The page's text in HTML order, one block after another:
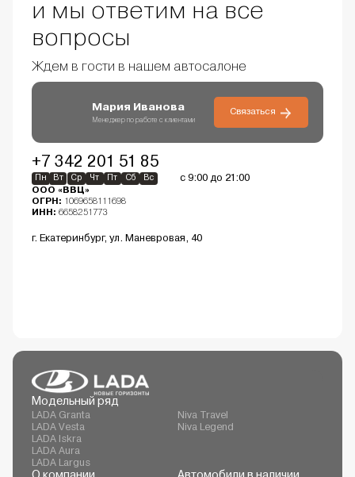
и мы ответим на все
вопросы
Ждем в гости в нашем автосалоне
Мария Иванова
Менеджер по работе с клиентами
Связаться
+7 342 201 51 85
Пн Вт Ср Чт Пт Сб Вс с 9:00 до 21:00
ООО «ВВЦ»
ОГРН: 1069658111698
ИНН: 6658251773
г. Екатеринбург, ул. Маневровая, 40
Модельный ряд
LADA Granta
LADA Vesta
LADA Iskra
LADA Aura
LADA Largus
Niva Travel
Niva Legend